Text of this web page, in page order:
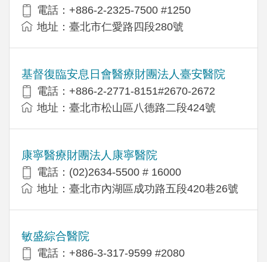
電話：+886-2-2325-7500 #1250
地址：臺北市仁愛路四段280號
基督復臨安息日會醫療財團法人臺安醫院
電話：+886-2-2771-8151#2670-2672
地址：臺北市松山區八德路二段424號
康寧醫療財團法人康寧醫院
電話：(02)2634-5500 # 16000
地址：臺北市內湖區成功路五段420巷26號
敏盛綜合醫院
電話：+886-3-317-9599 #2080